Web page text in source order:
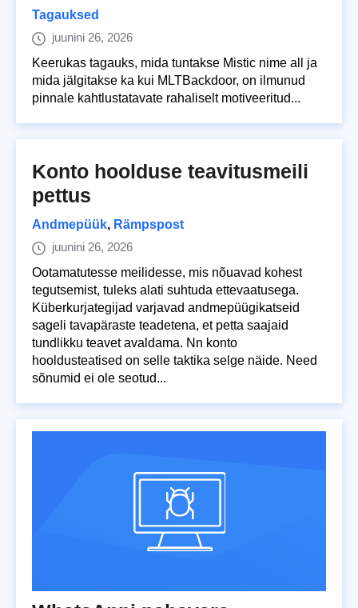
Tagauksed
juunini 26, 2026
Keerukas tagauks, mida tuntakse Mistic nime all ja
mida jälgitakse ka kui MLTBackdoor, on ilmunud
pinnale kahtlustatavate rahaliselt motiveeritud...
Konto hoolduse teavitusmeili
pettus
Andmepüük, Rämpspost
juunini 26, 2026
Ootamatutesse meilidesse, mis nõuavad kohest
tegutsemist, tuleks alati suhtuda ettevaatusega.
Küberkurjategijad varjavad andmepüügikatseid
sageli tavapäraste teadetena, et petta saajaid
tundlikku teavet avaldama. Nn konto
hooldusteatised on selle taktika selge näide. Need
sõnumid ei ole seotud...